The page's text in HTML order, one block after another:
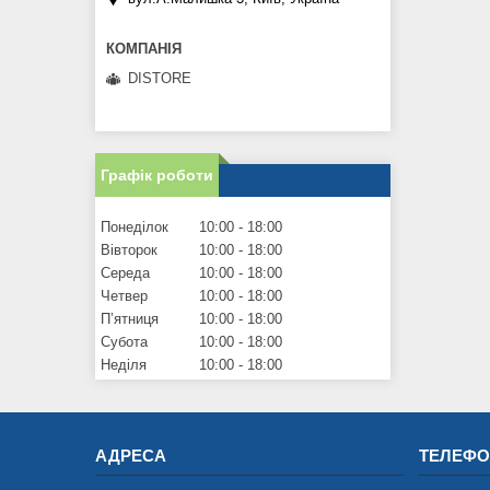
DISTORE
Графік роботи
Понеділок 10:00
18:00
Вівторок
10:00
18:00
Середа
10:00
18:00
Четвер
10:00
18:00
Пʼятниця
10:00
18:00
Субота
10:00
18:00
Неділя
10:00 18:00